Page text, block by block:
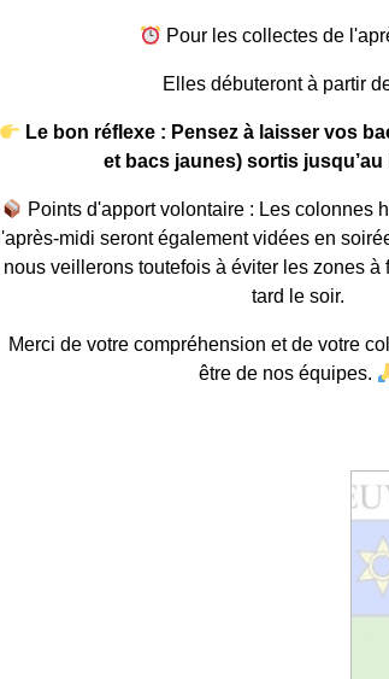
Pour les collectes de
Elles débuteront à partir
Le bon réflexe : Pensez à laisser vos
et bacs jaunes) sortis jusqu’au
Points d'apport volontaire : Les colonnes
l'après-midi seront également vidées en
nous veillerons toutefois à éviter les zones à
tard le soir.
Merci de votre compréhension et de votre
être de nos équipes.